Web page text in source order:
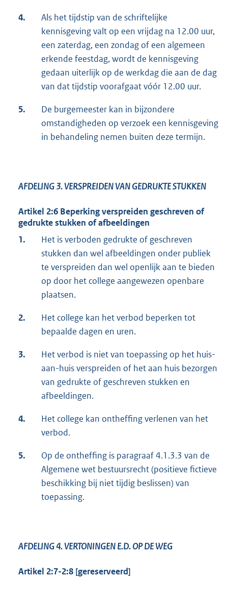
4.
Als het tijdstip van de schriftelijke
kennisgeving valt op een vrijdag na 12.00 uur,
een zaterdag, een zondag of een algemeen
erkende feestdag, wordt de kennisgeving
gedaan uiterlijk op de werkdag die aan de dag
van dat tijdstip voorafgaat vóór 12.00 uur.
5.
De burgemeester kan in bijzondere
omstandigheden op verzoek een kennisgeving
in behandeling nemen buiten deze termijn.
AFDELING 3.VERSPREIDEN VAN GEDRUKTE STUKKEN
Artikel 2:6 Beperking verspreiden geschreven of
gedrukte stukken of afbeeldingen
1.
Het is verboden gedrukte of geschreven
stukken dan wel afbeeldingen onder publiek
te verspreiden dan wel openlijk aan te bieden
op door het college aangewezen openbare
plaatsen.
2.
Het college kan het verbod beperken tot
bepaalde dagen en uren.
3.
Het verbod is niet van toepassing op het huis-
aan-huis verspreiden of het aan huis bezorgen
van gedrukte of geschreven stukken en
afbeeldingen.
4.
Het college kan ontheffing verlenen van het
verbod.
5.
Op de ontheffing is paragraaf 4.1.3.3 van de
Algemene wet bestuursrecht (positieve fictieve
beschikking bij niet tijdig beslissen) van
toepassing.
AFDELING 4.VERTONINGEN E.D. OP DE WEG
Artikel 2:7-2:8 [gereserveerd]